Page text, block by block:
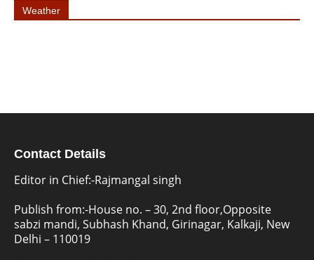
Weather
Contact Details
Editor in Chief:-Rajmangal singh
Publish from:-House no. – 30, 2nd floor,Opposite
sabzi mandi, Subhash Khand, Girinagar, Kalkaji, New
Delhi – 110019